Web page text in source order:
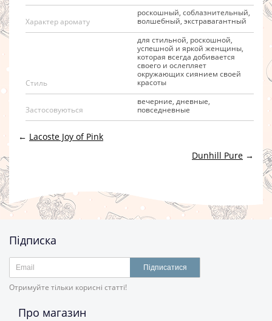
Характер аромату
роскошный, соблазнительный,
волшебный, экстравагантный
Стиль
для стильной, роскошной,
успешной и яркой женщины,
которая всегда добивается
своего и ослепляет
окружающих сиянием своей
красоты
Застосовуються
вечерние, дневные,
повседневные
← Lacoste Joy of Pink
Dunhill Pure →
Підписка
Підписатися
Отримуйте тільки корисні статті!
Про магазин